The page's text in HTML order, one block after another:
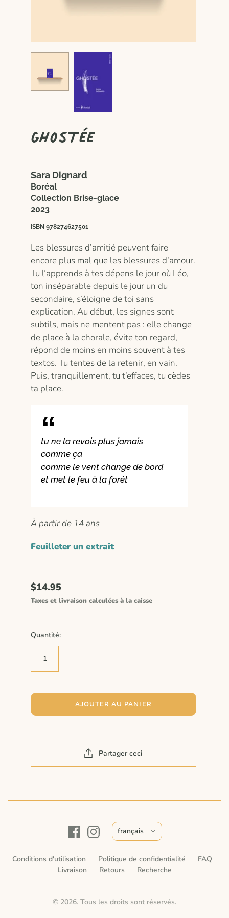
Ghostée
Sara Dignard
Boréal
Collection Brise-glace
2023
ISBN 978274627501
Les blessures d’amitié peuvent faire
encore plus mal que les blessures d’amour.
Tu l’apprends à tes dépens le jour où Léo,
ton inséparable depuis le jour un du
secondaire, s’éloigne de toi sans
explication. Au début, les signes sont
subtils, mais ne mentent pas : elle change
de place à la chorale, évite ton regard,
répond de moins en moins souvent à tes
textos. Tu tentes de la retenir, en vain.
Puis, tranquillement, tu t’effaces, tu cèdes
ta place.
tu ne la revois plus jamais
comme ça
comme le vent change de bord
et met le feu à la forêt
À partir de 14 ans
Feuilleter un extrait
$14.95
Taxes et livraison calculées à la caisse
Quantité:
AJOUTER AU PANIER
Partager ceci
Conditions d'utilisation Politique de confidentialité
FAQ
Livraison
Retours Recherche
© 2026. Tous les droits sont réservés.
français